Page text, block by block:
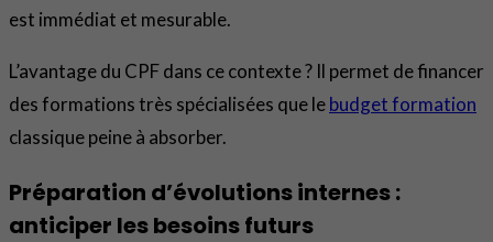
est immédiat et mesurable.
L’avantage du CPF dans ce contexte ? Il permet de financer
des formations très spécialisées que lebudget formation
classique peine à absorber.
Préparation d’évolutions internes :
anticiper les besoins futurs